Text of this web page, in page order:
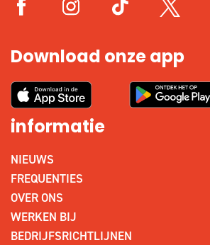
Download onze app
informatie
NIEUWS
FREQUENTIES
OVER ONS
WERKEN BIJ
BEDRIJFSRICHTLIJNEN